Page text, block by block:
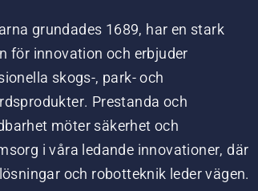
grundades 1689, har en stark
för innovation och erbjuder
skogs-, park- och
Prestanda och
möter säkerhet och
i våra ledande innovationer, där
och robotteknik leder vägen.